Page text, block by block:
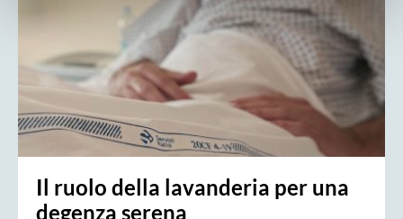
Il ruolo della lavanderia per una
degenza serena